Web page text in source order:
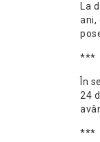
La
ani,
***
În
24
***